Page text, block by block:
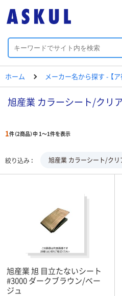
ホーム メーカー名から探す - 【ア
旭産業 カラーシート/クリ
1件（2商品）中 1～1件を表示
絞り込み 旭産業 カラーシート/クリ
旭産業 旭 目立たないシート
#3000 ダークブラウン/ベー
ジュ